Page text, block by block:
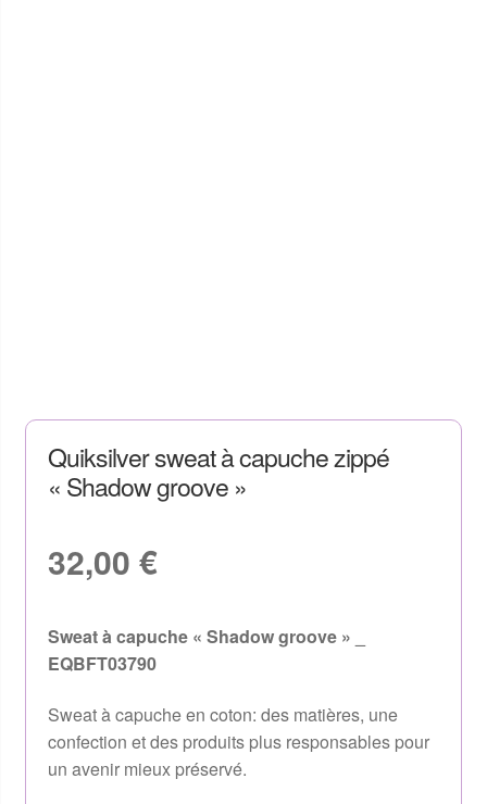
Quiksilver sweat à capuche zippé
« Shadow groove »
32,00 €
Sweat à capuche « Shadow groove » _
EQBFT03790
Sweat à capuche en coton: des matières, une
confection et des produits plus responsables pour
un avenir mieux préservé.